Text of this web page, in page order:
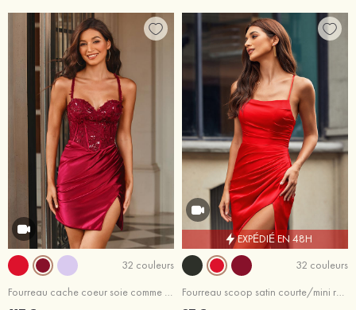
32 couleurs
EXPÉDIÉ EN 48H
32 couleurs